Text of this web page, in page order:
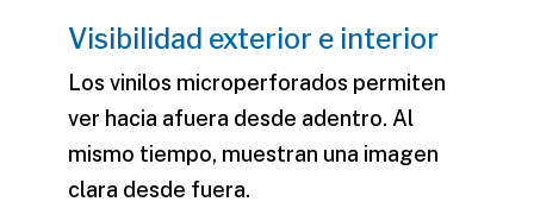
Visibilidad exterior e interior
Los vinilos microperforados permiten
ver hacia afuera desde adentro. Al
mismo tiempo, muestran una imagen
clara desde fuera.